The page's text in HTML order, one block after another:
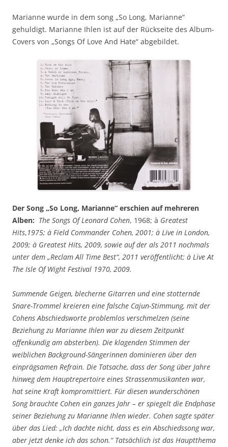
Marianne wurde in dem song „So Long, Marianne“
gehuldigt. Marianne Ihlen ist auf der Rückseite des Album-
Covers von „Songs Of Love And Hate“ abgebildet.
Der Song „So Long, Marianne“ erschien auf mehreren
Alben: The Songs Of Leonard Cohen, 1968; à Greatest
Hits,1975; à Field Commander Cohen, 2001; à Live in London,
2009; à Greatest Hits, 2009, sowie auf der als 2011 nochmals
unter dem „Reclam All Time Best“, 2011 veröffentlicht; à Live At
The Isle Of Wight Festival 1970, 2009.
Summende Geigen, blecherne Gitarren und eine stotternde
Snare-Trommel kreieren eine falsche Cajun-Stimmung, mit der
Cohens Abschiedsworte problemlos verschmelzen (seine
Beziehung zu Marianne Ihlen war zu diesem Zeitpunkt
offenkundig am absterben). Die klagenden Stimmen der
weiblichen Background-Sängerinnen dominieren über den
einprägsamen Refrain. Die Tatsache, dass der Song über Jahre
hinweg dem Hauptrepertoire eines Strassenmusikanten war,
hat seine Kraft kompromittiert. Für diesen wunderschönen
Song brauchte Cohen ein ganzes Jahr – er spiegelt die Endphase
seiner Beziehung zu Marianne Ihlen wieder. Cohen sagte später
über das Lied: „Ich dachte nicht, dass es ein Abschiedssong war,
aber jetzt denke ich das schon.“ Tatsächlich ist das Hauptthema